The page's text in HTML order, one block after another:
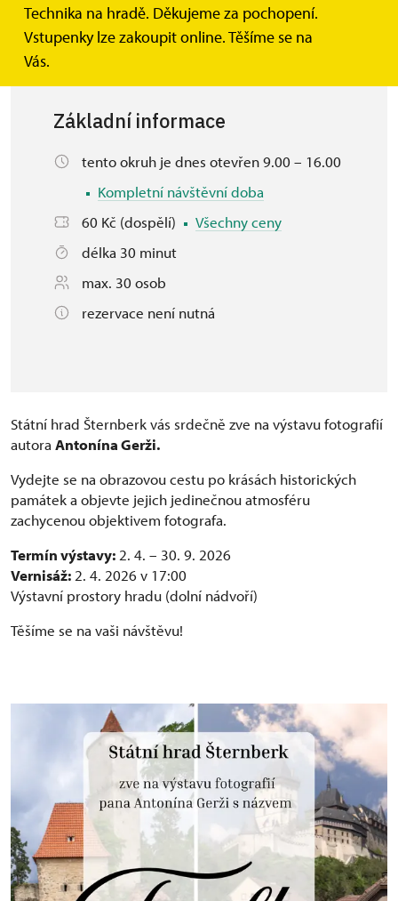
Technika na hradě. Děkujeme za pochopení.
Vstupenky lze zakoupit online. Těšíme se na
Vás.
nádvoří hradu.
Základní informace
tento okruh je dnes otevřen 9.00 – 16.00
Kompletní návštěvní doba
60 Kč (dospělí)
Všechny ceny
délka 30 minut
max. 30 osob
rezervace není nutná
Státní hrad Šternberk vás srdečně zve na výstavu fotografií
autora Antonína Gerži.
Vydejte se na obrazovou cestu po krásách historických
památek a objevte jejich jedinečnou atmosféru
zachycenou objektivem fotografa.
Termín výstavy: 2. 4. – 30. 9. 2026
Vernisáž: 2. 4. 2026 v 17:00
Výstavní prostory hradu (dolní nádvoří)
Těšíme se na vaši návštěvu!